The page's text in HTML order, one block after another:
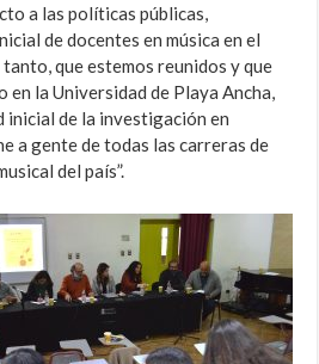
a las políticas públicas,
de docentes en música en el
que estemos reunidos y que
en la Universidad de Playa Ancha,
inicial de la investigación en
a gente de todas las carreras de
del país”.